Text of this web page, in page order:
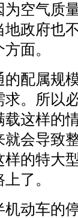
为空气质
地政府也
面。
的配属规
求。所以
载这样的
就会导致
样的特大
了。
机动车的